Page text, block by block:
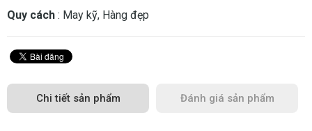
Quy cách : May kỹ, Hàng đẹp
Chi tiết sản phẩm Đánh giá sản phẩm